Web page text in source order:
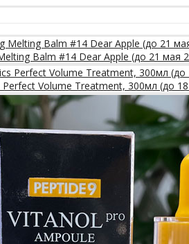
Balm #14 Dear Apple (до 21 мая
Volume Treatment, 300мл (до